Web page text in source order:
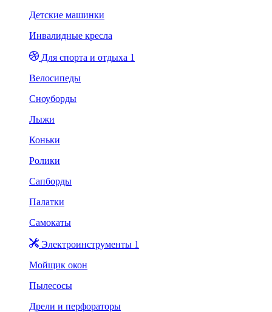
Детские машинки
Инвалидные кресла
Для спорта и отдыха 1
Велосипеды
Сноуборды
Лыжи
Коньки
Ролики
Сапборды
Палатки
Самокаты
Электроинструменты 1
Мойщик окон
Пылесосы
Дрели и перфораторы